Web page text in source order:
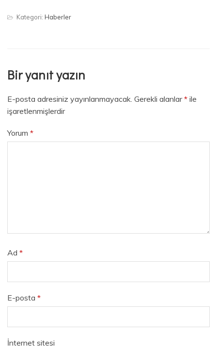
Kategori: Haberler
Bir yanıt yazın
E-posta adresiniz yayınlanmayacak. Gerekli alanlar* ile
işaretlenmişlerdir
Yorum *
Ad *
E-posta *
İnternet sitesi